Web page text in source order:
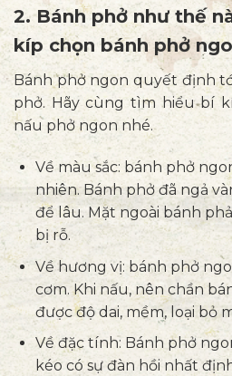
2. Bánh phở như thế
kíp chọn bánh phở
Bánh phở ngon quyết định
phở. Hãy cùng tìm hiểu bí
nấu phở ngon nhé.
Về màu sắc: bánh phở
nhiên. Bánh phở đã ngả
để lâu. Mặt ngoài bánh
bị rỗ.
Về hương vị: bánh phở
cơm. Khi nấu, nên chần
được độ dai, mềm, loại bỏ
Về đặc tính: Bánh phở
kéo có sự đàn hồi nhất